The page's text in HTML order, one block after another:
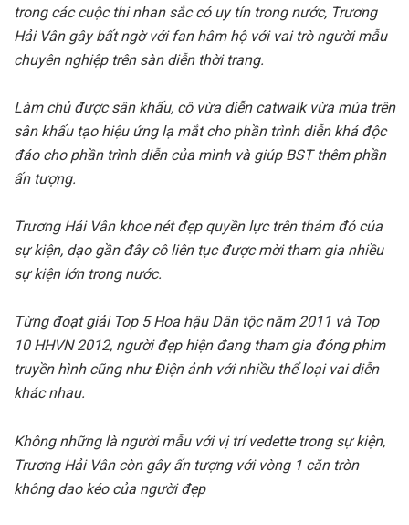
trong các cuộc thi nhan sắc có uy tín trong nước, Trương
Hải Vân gây bất ngờ với fan hâm hộ với vai trò người mẫu
chuyên nghiệp trên sàn diễn thời trang.
Làm chủ được sân khấu, cô vừa diễn catwalk vừa múa trên
sân khấu tạo hiệu ứng lạ mắt cho phần trình diễn khá độc
đáo cho phần trình diễn của mình và giúp BST thêm phần
ấn tượng.
Trương Hải Vân khoe nét đẹp quyền lực trên thảm đỏ của
sự kiện, dạo gần đây cô liên tục được mời tham gia nhiều
sự kiện lớn trong nước.
Từng đoạt giải Top 5 Hoa hậu Dân tộc năm 2011 và Top
10 HHVN 2012, người đẹp hiện đang tham gia đóng phim
truyền hình cũng như Điện ảnh với nhiều thể loại vai diễn
khác nhau.
Không những là người mẫu với vị trí vedette trong sự kiện,
Trương Hải Vân còn gây ấn tượng với vòng 1 căn tròn
không dao kéo của người đẹp